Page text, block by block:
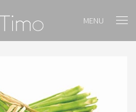
MENU